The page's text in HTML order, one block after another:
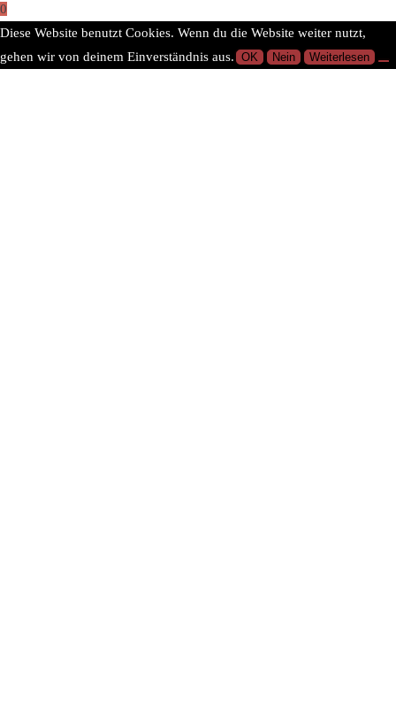
0
Diese Website benutzt Cookies. Wenn du die Website weiter nutzt,
gehen wir von deinem Einverständnis aus. OK Nein Weiterlesen